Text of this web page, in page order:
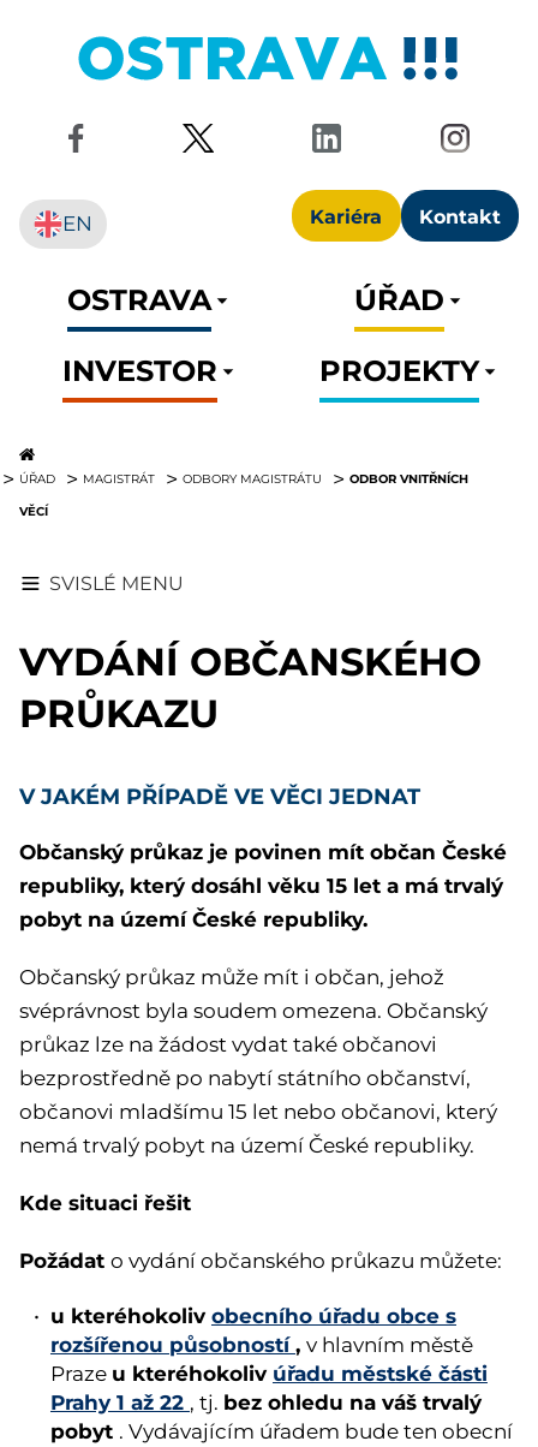
Kariéra Kontakt
EN
OSTRAVA
ÚŘAD
INVESTOR
PROJEKTY
ÚŘAD MAGISTRÁT ODBORY MAGISTRÁTU
ODBOR VNITŘNÍCH
VĚCÍ
SVISLÉ MENU
VYDÁNÍ OBČANSKÉHO
PRŮKAZU
V JAKÉM PŘÍPADĚ VE VĚCI JEDNAT
Občanský průkaz je povinen mít občan České
republiky, který dosáhl věku 15 let a má trvalý
pobyt na území České republiky.
Občanský průkaz může mít i občan, jehož
svéprávnost byla soudem omezena. Občanský
průkaz lze na žádost vydat také občanovi
bezprostředně po nabytí státního občanství,
občanovi mladšímu 15 let nebo občanovi, který
nemá trvalý pobyt na území České republiky.
Kde situaci řešit
Požádat o vydání občanského průkazu můžete:
u kteréhokoliv obecního úřadu obce s
rozšířenou působností, v hlavním městě
Praze u kteréhokoliv úřadu městské části
Prahy 1 až 22 , tj. bez ohledu na váš trvalý
pobyt . Vydávajícím úřadem bude ten obecní